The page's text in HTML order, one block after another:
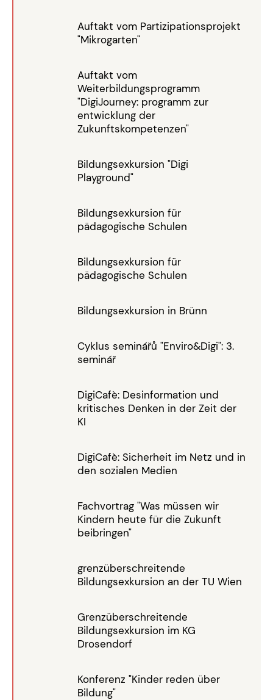
Auftakt vom Partizipationsprojekt
"Mikrogarten"
Auftakt vom
Weiterbildungsprogramm
"DigiJourney: programm zur
entwicklung der
Zukunftskompetenzen"
Bildungsexkursion "Digi
Playground"
Bildungsexkursion für
pädagogische Schulen
Bildungsexkursion für
pädagogische Schulen
Bildungsexkursion in Brünn
Cyklus seminářů "Enviro&Digi": 3.
seminář
DigiCafè: Desinformation und
kritisches Denken in der Zeit der
KI
DigiCafè: Sicherheit im Netz und in
den sozialen Medien
Fachvortrag "Was müssen wir
Kindern heute für die Zukunft
beibringen"
grenzüberschreitende
Bildungsexkursion an der TU Wien
Grenzüberschreitende
Bildungsexkursion im KG
Drosendorf
Konferenz "Kinder reden über
Bildung"